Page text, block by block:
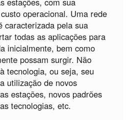
operacional. Uma rede
caracterizada pela sua
todas as aplicações para
inicialmente, bem como
possam surgir. Não
tecnologia, ou seja, seu
utilização de novos
estações, novos padrões
tecnologias, etc.